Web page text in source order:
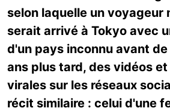
selon laquelle un voyageur
serait arrivé à Tokyo avec
d'un pays inconnu avant
ans plus tard, des vidéos
virales sur les réseaux
récit similaire : celui d'une